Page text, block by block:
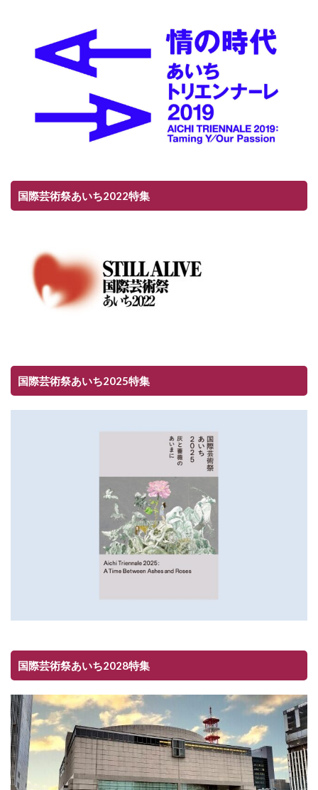
国際芸術祭あいち2022特集
国際芸術祭あいち2025特集
国際芸術祭あいち2028特集